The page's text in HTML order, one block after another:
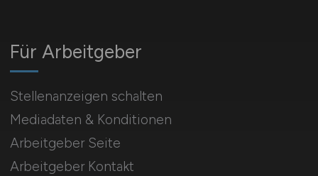
Für Arbeitgeber
Stellenanzeigen schalten
Mediadaten & Konditionen
Arbeitgeber Seite
Arbeitgeber Kontakt